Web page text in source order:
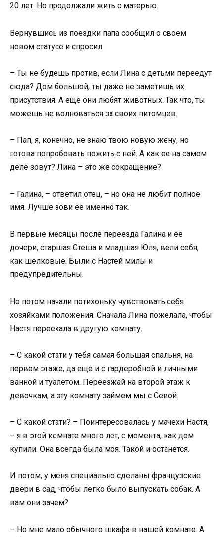
20 лет. Но продолжали жить с матерью.
Вернувшись из поездки папа сообщил о своем
новом статусе и спросил:
– Ты не будешь против, если Лина с детьми переедут
сюда? Дом большой, ты даже не заметишь их
присутствия. А еще они любят животных. Так что, ты
можешь не волноваться за своих питомцев.
– Пап, я, конечно, не знаю твою новую жену, но
готова попробовать пожить с ней. А как ее на самом
деле зовут? Лина – это же сокращение?
– Галина, – ответил отец, – но она не любит полное
имя. Лучше зови ее именно так.
В первые месяцы после переезда Галина и ее
дочери, старшая Стеша и младшая Юля, вели себя,
как шелковые. Были с Настей милы и
предупредительны.
Но потом начали потихоньку чувствовать себя
хозяйками положения. Сначала Лина пожелала, чтобы
Настя переехала в другую комнату.
– С какой стати у тебя самая большая спальня, на
первом этаже, да еще и с гардеробной и личными
ванной и туалетом. Переезжай на второй этаж к
девочкам, а эту комнату займем мы с Севой.
– С какой стати? – Поинтересовалась у мачехи Настя,
– я в этой комнате много лет, с момента, как дом
купили. Она всегда была моя. Такой и останется.
И потом, у меня специально сделаны французские
двери в сад, чтобы легко было выпускать собак. А
вам они зачем?
– Но мне мало обычного шкафа в нашей комнате. А